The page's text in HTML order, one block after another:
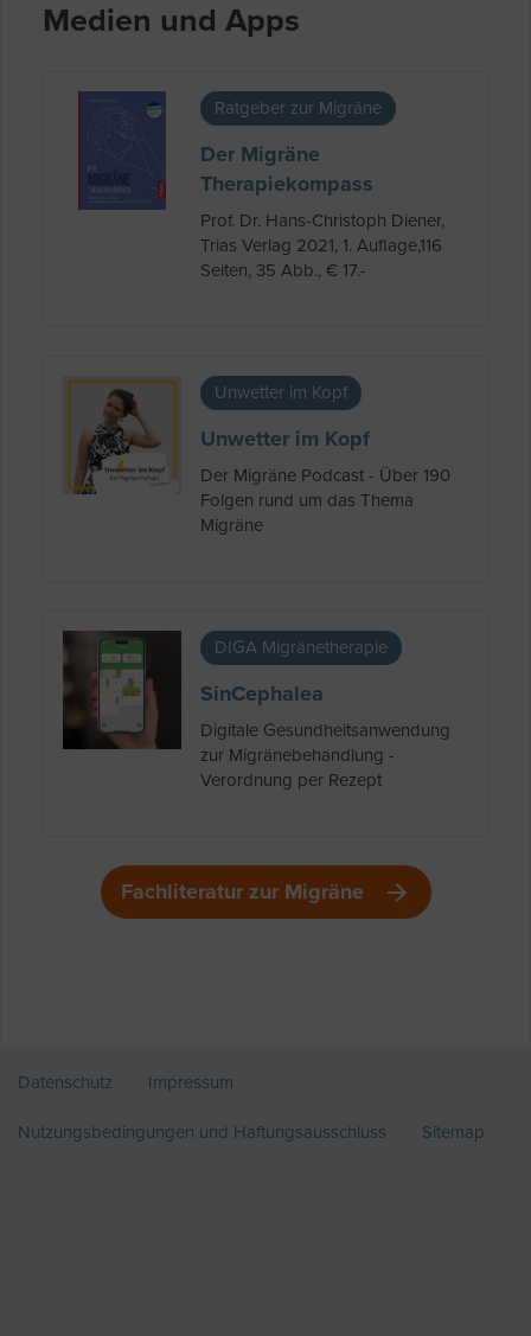
Medien und Apps
Ratgeber zur Migräne
Der Migräne
Therapiekompass
Prof. Dr. Hans-Christoph Diener,
Trias Verlag 2021, 1. Auflage,116
Seiten, 35 Abb., € 17.-
Unwetter im Kopf
Unwetter im Kopf
Der Migräne Podcast - Über 190
Folgen rund um das Thema
Migräne
DIGA Migränetherapie
SinCephalea
Digitale Gesundheitsanwendung
zur Migränebehandlung -
Verordnung per Rezept
Fachliteratur zur Migräne
Datenschutz Impressum
Nutzungsbedingungen und Haftungsausschluss Sitemap